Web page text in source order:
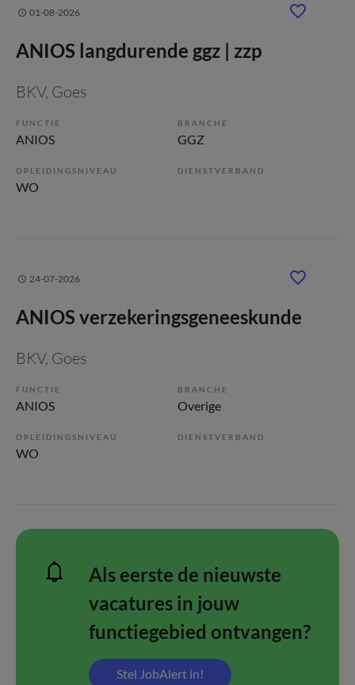
01-08-2026
ANIOS langdurende ggz | zzp
BKV, Goes
FUNCTIE
ANIOS
BRANCHE
GGZ
OPLEIDINGSNIVEAU
WO
DIENSTVERBAND
24-07-2026
ANIOS verzekeringsgeneeskunde
BKV, Goes
FUNCTIE
ANIOS
BRANCHE
Overige
OPLEIDINGSNIVEAU
WO
DIENSTVERBAND
Als eerste de nieuwste
vacatures in jouw
functiegebied ontvangen?
Stel JobAlert in!